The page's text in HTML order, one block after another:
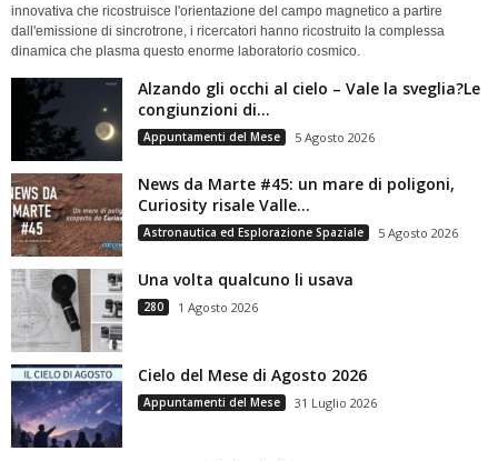
innovativa che ricostruisce l'orientazione del campo magnetico a partire
dall'emissione di sincrotrone, i ricercatori hanno ricostruito la complessa
dinamica che plasma questo enorme laboratorio cosmico.
Alzando gli occhi al cielo – Vale la sveglia?Le
congiunzioni di...
Appuntamenti del Mese 5 Agosto 2026
News da Marte #45: un mare di poligoni,
Curiosity risale Valle...
Astronautica ed Esplorazione Spaziale 5 Agosto 2026
Una volta qualcuno li usava
280 1 Agosto 2026
Cielo del Mese di Agosto 2026
Appuntamenti del Mese 31 Luglio 2026